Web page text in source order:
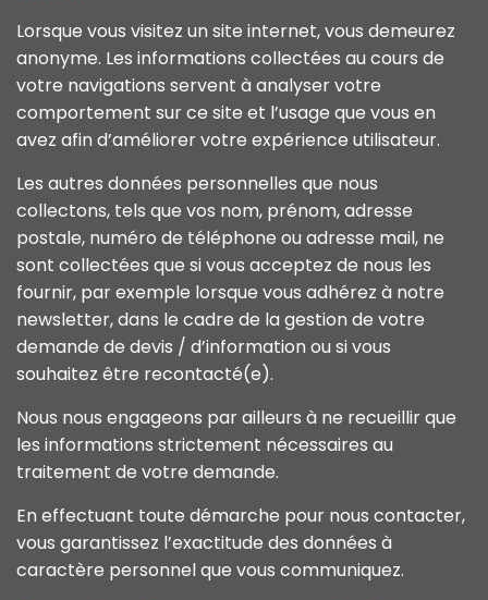
Lorsque vous visitez un site internet, vous demeurez
anonyme. Les informations collectées au cours de
votre navigations servent à analyser votre
comportement sur ce site et l’usage que vous en
avez afin d’améliorer votre expérience utilisateur.
Les autres données personnelles que nous
collectons, tels que vos nom, prénom, adresse
postale, numéro de téléphone ou adresse mail, ne
sont collectées que si vous acceptez de nous les
fournir, par exemple lorsque vous adhérez à notre
newsletter, dans le cadre de la gestion de votre
demande de devis / d’information ou si vous
souhaitez être recontacté(e).
Nous nous engageons par ailleurs à ne recueillir que
les informations strictement nécessaires au
traitement de votre demande.
En effectuant toute démarche pour nous contacter,
vous garantissez l’exactitude des données à
caractère personnel que vous communiquez.